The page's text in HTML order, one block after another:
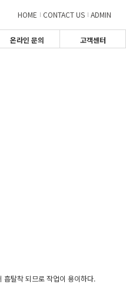
HOME CONTACT US ADMIN
온라인 문의 고객센터
흡탈착 되므로 작업이 용이하다.